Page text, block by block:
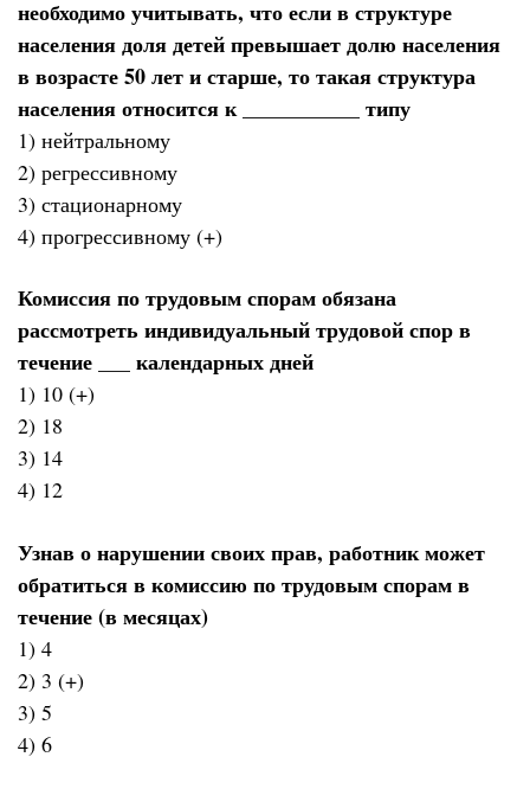
необходимо учитывать, что если в структуре
населения доля детей превышает долю населения
в возрасте 50 лет и старше, то такая структура
населения относится к ___________ типу
1) нейтральному
2) регрессивному
3) стационарному
4) прогрессивному (+)
Комиссия по трудовым спорам обязана
рассмотреть индивидуальный трудовой спор в
течение ___ календарных дней
1) 10 (+)
2) 18
3) 14
4) 12
Узнав о нарушении своих прав, работник может
обратиться в комиссию по трудовым спорам в
течение (в месяцах)
1) 4
2) 3 (+)
3) 5
4) 6